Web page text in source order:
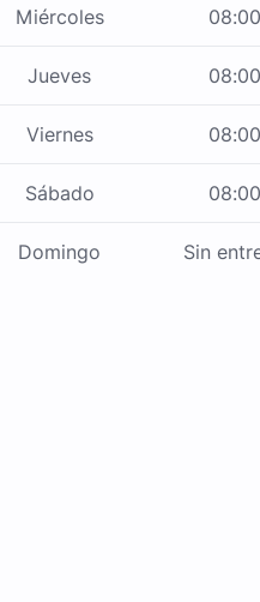
Miércoles 08:00
Jueves 08:00
Viernes 08:00
Sábado 08:00
Domingo Sin